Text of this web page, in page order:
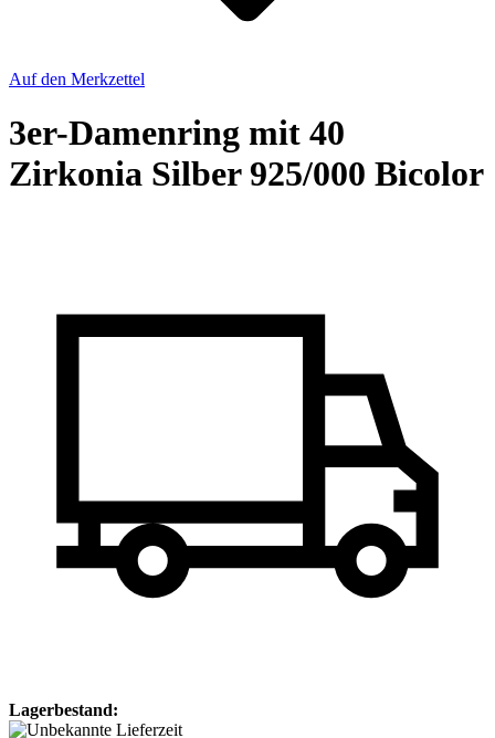
Auf den Merkzettel
3er-Damenring mit 40
Zirkonia Silber 925/000 Bicolor
Lagerbestand: